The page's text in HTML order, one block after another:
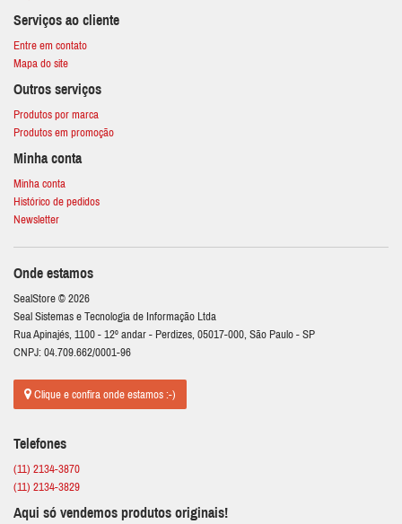
Serviços ao cliente
Entre em contato
Mapa do site
Outros serviços
Produtos por marca
Produtos em promoção
Minha conta
Minha conta
Histórico de pedidos
Newsletter
Onde estamos
SealStore © 2026
Seal Sistemas e Tecnologia de Informação Ltda
Rua Apinajés, 1100 - 12º andar - Perdizes, 05017-000, São Paulo - SP
CNPJ: 04.709.662/0001-96
Clique e confira onde estamos :-)
Telefones
(11) 2134-3870
(11) 2134-3829
Aqui só vendemos produtos originais!